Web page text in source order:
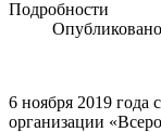
Подробности
6 ноября 2019 года
организации